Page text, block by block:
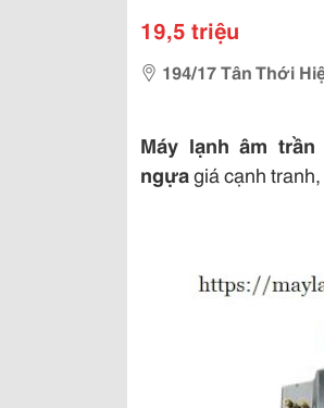
19,5 triệu
194/17 Tân Thới
Máy lạnh âm trần
ngựagiá cạnh